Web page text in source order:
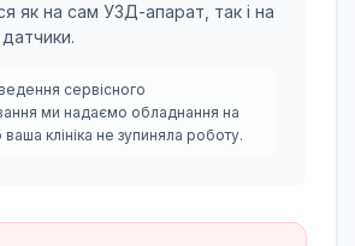
як на сам УЗД-апарат, так і на
сервісного
ми надаємо обладнання на
клініка не зупиняла роботу.